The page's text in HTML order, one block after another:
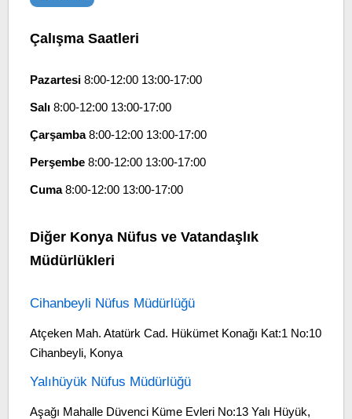
Çalışma Saatleri
Pazartesi8:00-12:00 13:00-17:00
Salı8:00-12:00 13:00-17:00
Çarşamba8:00-12:00 13:00-17:00
Perşembe8:00-12:00 13:00-17:00
Cuma8:00-12:00 13:00-17:00
Diğer Konya Nüfus ve Vatandaşlık
Müdürlükleri
Cihanbeyli Nüfus Müdürlüğü
Atçeken Mah. Atatürk Cad. Hükümet Konağı Kat:1 No:10
Cihanbeyli, Konya
Yalıhüyük Nüfus Müdürlüğü
Aşağı Mahalle Düvenci Küme Evleri No:13 Yalı Hüyük,